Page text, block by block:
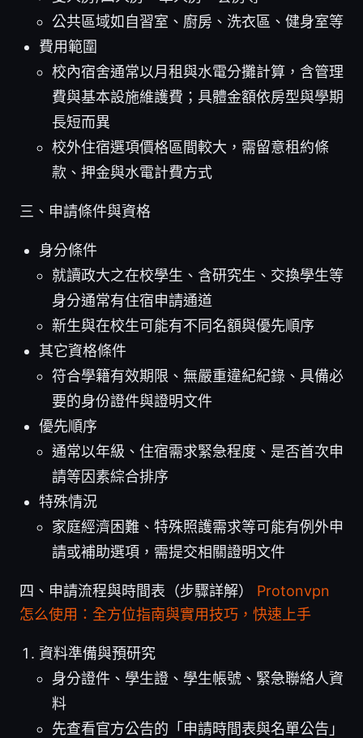
公共區域如自習室、廚房、洗衣區、健身室等
費用範圍
校內宿舍通常以月租與水電分攤計算，含管理
費與基本設施維護費；具體金額依房型與學期
長短而異
校外住宿選項價格區間較大，需留意租約條
款、押金與水電計費方式
三、申請條件與資格
身分條件
就讀政大之在校學生、含研究生、交換學生等
身分通常有住宿申請通道
新生與在校生可能有不同名額與優先順序
其它資格條件
符合學籍有效期限、無嚴重違紀紀錄、具備必
要的身份證件與證明文件
優先順序
通常以年級、住宿需求緊急程度、是否首次申
請等因素綜合排序
特殊情況
家庭經濟困難、特殊照護需求等可能有例外申
請或補助選項，需提交相關證明文件
四、申請流程與時間表（步驟詳解） Protonvpn
怎么使用：全方位指南與實用技巧，快速上手
資料準備與預研究
身分證件、學生證、學生帳號、緊急聯絡人資
料
先查看官方公告的「申請時間表與名單公告」